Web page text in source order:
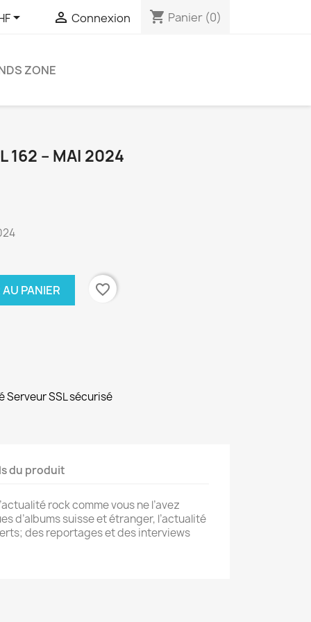
  Connexion shopping_cart Panier (0)
ZONE
162 – MAI 2024
PANIER favorite_border
Serveur SSL sécurisé
du produit
rock comme vous ne l’avez
d’albums suisse et étranger, l’actualité
des reportages et des interviews